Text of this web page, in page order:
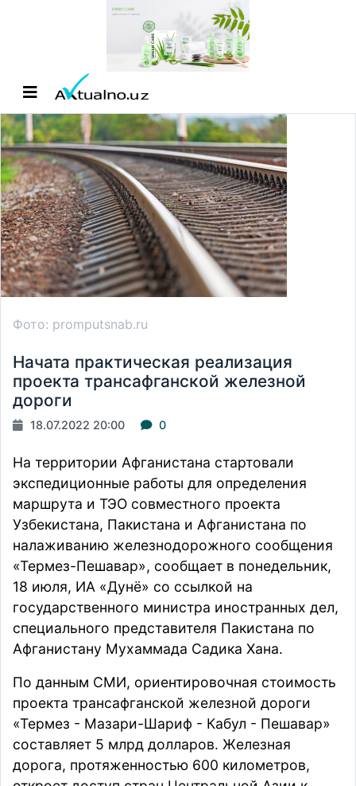
Фото: promputsnab.ru
Начата практическая реализация
проекта трансафганской железной
дороги
18.07.2022 20:00 0
На территории Афганистана стартовали
экспедиционные работы для определения
маршрута и ТЭО совместного проекта
Узбекистана, Пакистана и Афганистана по
налаживанию железнодорожного сообщения
«Термез-Пешавар», сообщает в понедельник,
18 июля, ИА «Дунё» со ссылкой на
государственного министра иностранных дел,
специального представителя Пакистана по
Афганистану Мухаммада Садика Хана.
По данным СМИ, ориентировочная стоимость
проекта трансафганской железной дороги
«Термез - Мазари-Шариф - Кабул - Пешавар»
составляет 5 млрд долларов. Железная
дорога, протяженностью 600 километров,